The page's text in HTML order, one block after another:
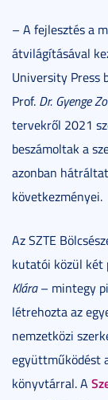
– A fejlesztés a
átvilágításával
University Press
Prof. Dr. Gyenge
tervekről 2021
beszámoltak a
azonban
következményei.
Az SZTE
kutatói közül két
Klára– mintegy
létrehozta az
nemzetközi
együttműködést
könyvtárral. A